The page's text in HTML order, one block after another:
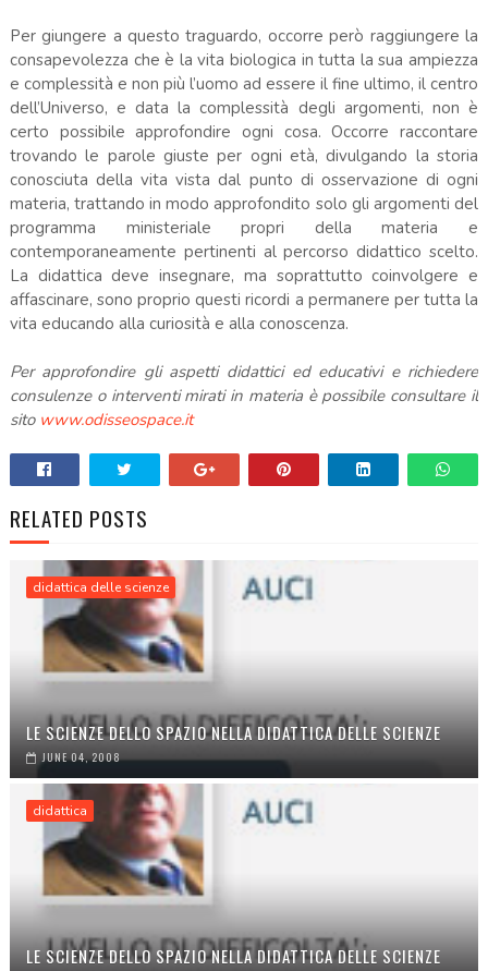
Per giungere a questo traguardo, occorre però raggiungere la
consapevolezza che è la vita biologica in tutta la sua ampiezza
e complessità e non più l’uomo ad essere il fine ultimo, il centro
dell’Universo, e data la complessità degli argomenti, non è
certo possibile approfondire ogni cosa. Occorre raccontare
trovando le parole giuste per ogni età, divulgando la storia
conosciuta della vita vista dal punto di osservazione di ogni
materia, trattando in modo approfondito solo gli argomenti del
programma ministeriale propri della materia e
contemporaneamente pertinenti al percorso didattico scelto.
La didattica deve insegnare, ma soprattutto coinvolgere e
affascinare, sono proprio questi ricordi a permanere per tutta la
vita educando alla curiosità e alla conoscenza.
Per approfondire gli aspetti didattici ed educativi e richiedere
consulenze o interventi mirati in materia è possibile consultare il
sito www.odisseospace.it
RELATED POSTS
didattica delle scienze
LE SCIENZE DELLO SPAZIO NELLA DIDATTICA DELLE SCIENZE
JUNE 04, 2008
didattica
LE SCIENZE DELLO SPAZIO NELLA DIDATTICA DELLE SCIENZE